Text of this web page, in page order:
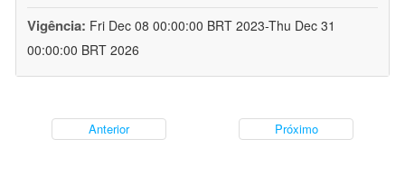
Vigência: Fri Dec 08 00:00:00 BRT 2023-Thu Dec 31
00:00:00 BRT 2026
Anterior Próximo